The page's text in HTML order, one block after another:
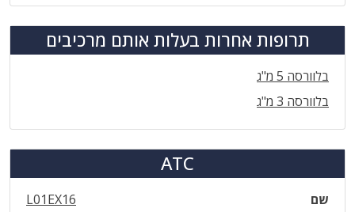
תרופות אחרות בעלות אותם מרכיבים
בלוורסה 5 מ"ג
בלוורסה 3 מ"ג
ATC
שם
L01EX16